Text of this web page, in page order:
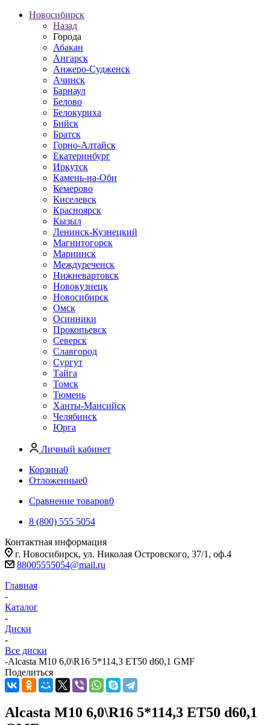
Новосибирск
Назад
Города
Абакан
Ангарск
Анжеро-Судженск
Ачинск
Барнаул
Белово
Белокуриха
Бийск
Братск
Горно-Алтайск
Екатеринбург
Иркутск
Камень-на-Оби
Кемерово
Киселевск
Красноярск
Кызыл
Ленинск-Кузнецкий
Магнитогорск
Мариинск
Междуреченск
Нижневартовск
Новокузнецк
Новосибирск
Омск
Осинники
Прокопьевск
Северск
Славгород
Сургут
Тайга
Томск
Тюмень
Ханты-Мансийск
Челябинск
Юрга
Личный кабинет
Корзина0
Отложенные0
Сравнение товаров0
8 (800) 555 5054
Контактная информация
г. Новосибирск, ул. Николая Островского, 37/1, оф.4
88005555054@mail.ru
Главная
-
Каталог
-
Диски
-
Все диски
-Alcasta M10 6,0\R16 5*114,3 ET50 d60,1 GMF
Поделиться
Alcasta M10 6,0\R16 5*114,3 ET50 d60,1